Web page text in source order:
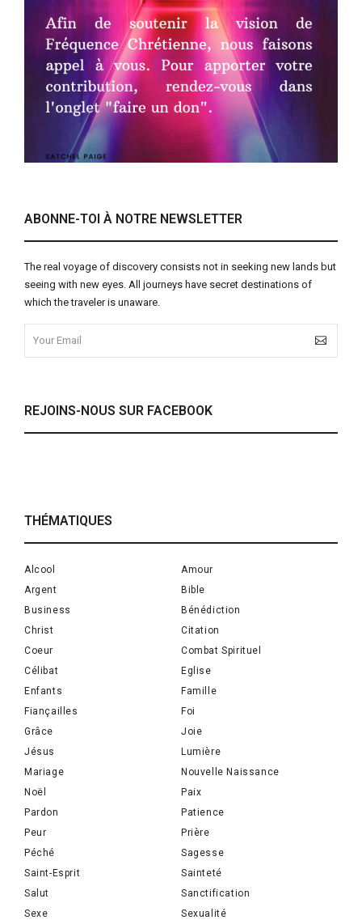
ABONNE-TOI À NOTRE NEWSLETTER
The real voyage of discovery consists not in seeking new lands but
seeing with new eyes. All journeys have secret destinations of
which the traveler is unaware.
REJOINS-NOUS SUR FACEBOOK
THÉMATIQUES
Alcool
Amour
Argent
Bible
Business
Bénédiction
Christ
Citation
Coeur
Combat Spirituel
Célibat
Eglise
Enfants
Famille
Fiançailles
Foi
Grâce
Joie
Jésus
Lumière
Mariage
Nouvelle Naissance
Noël
Paix
Pardon
Patience
Peur
Prière
Péché
Sagesse
Saint-Esprit
Sainteté
Salut
Sanctification
Sexe
Sexualité